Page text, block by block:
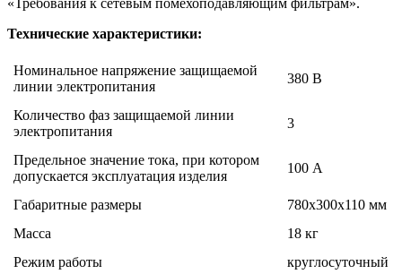
«Требования к сетевым помехоподавляющим фильтрам».
Технические характеристики:
Номинальное напряжение защищаемой
линии электропитания
380 В
Количество фаз защищаемой линии
электропитания
3
Предельное значение тока, при котором
допускается эксплуатация изделия
100 А
Габаритные размеры
780х300х110 мм
Масса
18 кг
Режим работы
круглосуточный